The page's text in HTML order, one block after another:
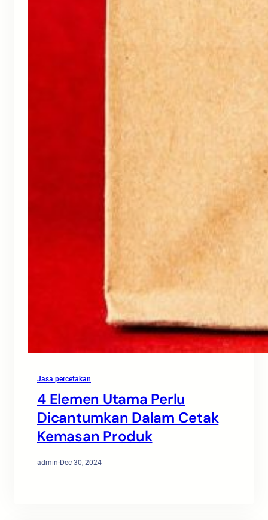
Jasa percetakan
4 Elemen Utama Perlu
Dicantumkan Dalam Cetak
Kemasan Produk
admin·Dec 30, 2024